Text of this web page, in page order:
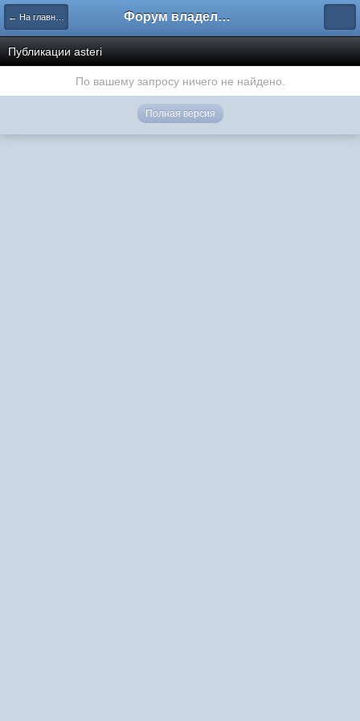
← На главную Форум владельцев интернет-магазинов
Публикации asteri
По вашему запросу ничего не найдено.
Полная версия